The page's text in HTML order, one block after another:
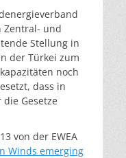
Zentral- und
Stellung in
der Türkei zum
noch
dass in
Gesetze
von der EWEA
Winds emerging